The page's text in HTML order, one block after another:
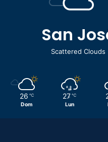
San
Scattered Clouds
26 ℃
Dom
27 ℃
Lun